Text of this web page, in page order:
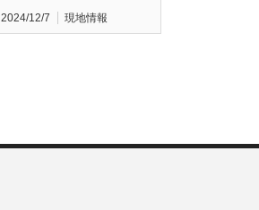
2024/12/7 現地情報